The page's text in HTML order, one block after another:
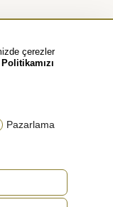
çerezler
Pazarlama